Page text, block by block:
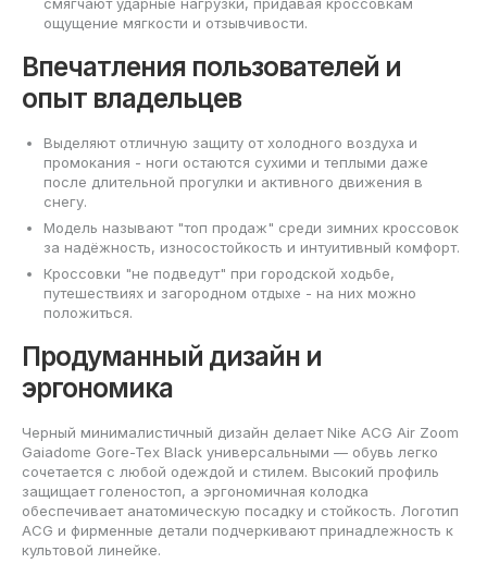
ощущение мягкости и отзывчивости.
Впечатления пользователей и
опыт владельцев
Выделяют отличную защиту от холодного воздуха и
промокания - ноги остаются сухими и теплыми даже
после длительной прогулки и активного движения в
снегу.
Модель называют "топ продаж" среди зимних кроссовок
за надёжность, износостойкость и интуитивный комфорт.
Кроссовки "не подведут" при городской ходьбе,
путешествиях и загородном отдыхе - на них можно
положиться.
Продуманный дизайн и
эргономика
Черный минималистичный дизайн делает Nike ACG Air Zoom
Gaiadome Gore-Tex Black универсальными — обувь легко
сочетается с любой одеждой и стилем. Высокий профиль
защищает голеностоп, а эргономичная колодка
обеспечивает анатомическую посадку и стойкость. Логотип
ACG и фирменные детали подчеркивают принадлежность к
культовой линейке.